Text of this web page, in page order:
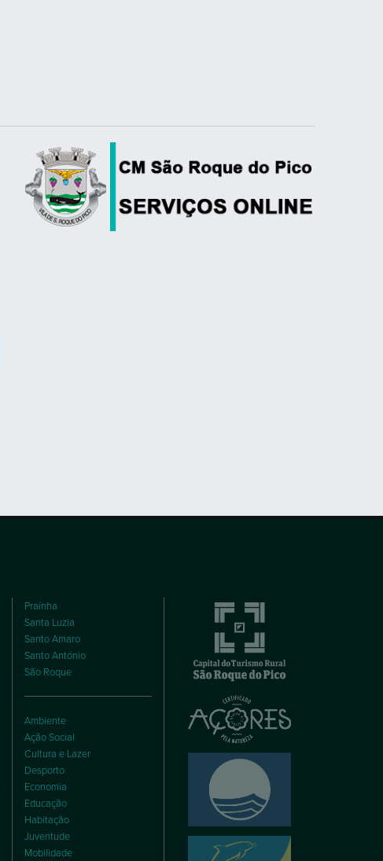
Praínha
Santa Luzia
Santo Amaro
Santo António
São Roque
Ambiente
Ação Social
Cultura e Lazer
Desporto
Economia
Educação
Habitação
Juventude
Mobilidade